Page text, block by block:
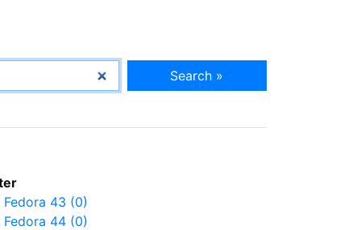
Search »
Fedora 43 (0)
Fedora 44 (0)